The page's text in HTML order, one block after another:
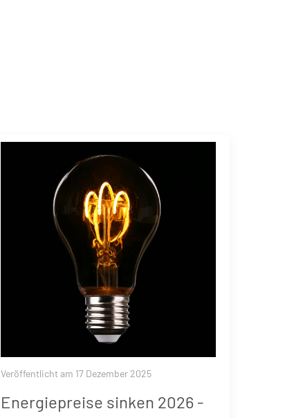
Veröffentlicht am 17 Dezember 2025
Energiepreise sinken 2026 -